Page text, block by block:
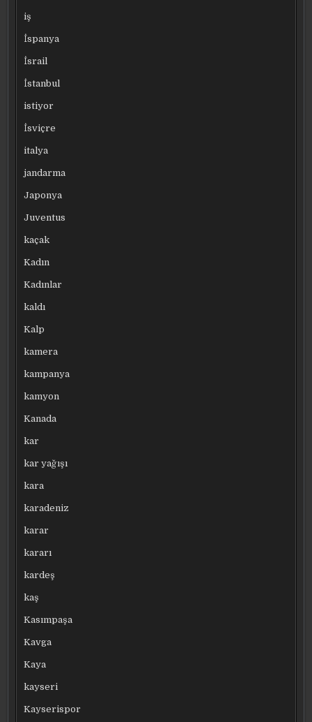
iş
İspanya
İsrail
İstanbul
istiyor
İsviçre
italya
jandarma
Japonya
Juventus
kaçak
Kadın
Kadınlar
kaldı
Kalp
kamera
kampanya
kamyon
Kanada
kar
kar yağışı
kara
karadeniz
karar
kararı
kardeş
kaş
Kasımpaşa
Kavga
Kaya
kayseri
Kayserispor